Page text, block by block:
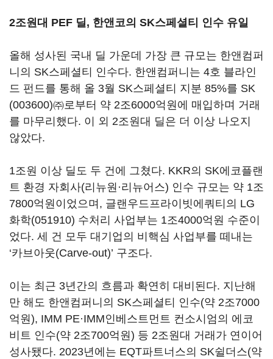
2조원대 PEF 딜, 한앤코의 SK스페셜티 인수 유일
올해 성사된 국내 딜 가운데 가장 큰 규모는 한앤컴퍼
니의 SK스페셜티 인수다. 한앤컴퍼니는 4호 블라인
드 펀드를 통해 올 3월 SK스페셜티 지분 85%를 SK
(003600)㈜로부터 약 2조6000억원에 매입하며 거래
를 마무리했다. 이 외 2조원대 딜은 더 이상 나오지
않았다.
1조원 이상 딜도 두 건에 그쳤다. KKR의 SK에코플랜
트 환경 자회사(리뉴원·리뉴어스) 인수 규모는 약 1조
7800억원이었으며, 글랜우드프라이빗에쿼티의 LG
화학(051910) 수처리 사업부는 1조4000억원 수준이
었다. 세 건 모두 대기업의 비핵심 사업부를 떼내는
‘카브아웃(Carve-out)’ 구조다.
이는 최근 3년간의 흐름과 확연히 대비된다. 지난해
만 해도 한앤컴퍼니의 SK스페셜티 인수(약 2조7000
억원), IMM PE·IMM인베스트먼트 컨소시엄의 에코
비트 인수(약 2조700억원) 등 2조원대 거래가 연이어
성사됐다. 2023년에는 EQT파트너스의 SK쉴더스(약